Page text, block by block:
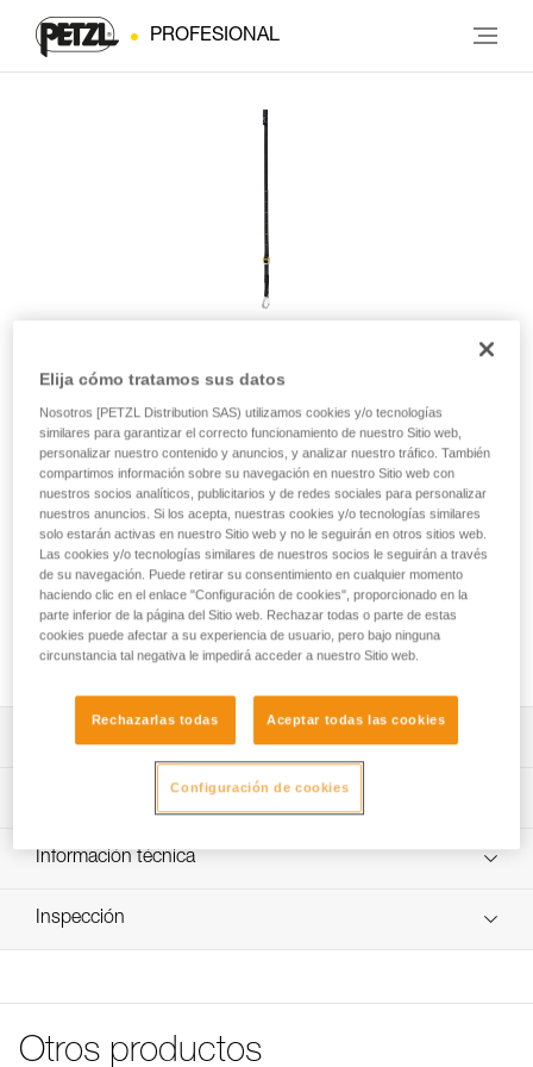
PROFESIONAL
Cinta superior KNEE ASCENT
Cinta superior de recambio para pedales KNEE ASCENT
LOOP y KNEE ASCENT CLIP
Cinta superior de recambio para los pedales de progresión
KNEE ASCENT LOOP y KNEE ASCENT CLIP. Se engancha
al cinturón de los arneses SEQUOIA y SEQUOIA SRT. Está
provista de trabillas para la conexión del elástico para
pedales KNEE ASCENT y de un mosquetón para conectar el
Prusik mecánico.
Compatible con los pedales KNEE ASCENT LOOP y KNEE
ASCENT CLIP.
pedales KNEE ASCENT.
y CHICANE.
Características técnicas
Peso: 60 g
Referencia : D022JA00
Garantía : 3 Años
Información técnica
Descargar el pdf technical-notice-KNEE-ASCENT-1
Inspección
Otros productos
Elija cómo tratamos sus datos
Nosotros [PETZL Distribution SAS) utilizamos cookies y/o tecnologías
similares para garantizar el correcto funcionamiento de nuestro Sitio web,
personalizar nuestro contenido y anuncios, y analizar nuestro tráfico. También
compartimos información sobre su navegación en nuestro Sitio web con
nuestros socios analíticos, publicitarios y de redes sociales para personalizar
nuestros anuncios. Si los acepta, nuestras cookies y/o tecnologías similares
solo estarán activas en nuestro Sitio web y no le seguirán en otros sitios web.
Las cookies y/o tecnologías similares de nuestros socios le seguirán a través
de su navegación. Puede retirar su consentimiento en cualquier momento
haciendo clic en el enlace "Configuración de cookies", proporcionado en la
parte inferior de la página del Sitio web. Rechazar todas o parte de estas
cookies puede afectar a su experiencia de usuario, pero bajo ninguna
circunstancia tal negativa le impedirá acceder a nuestro Sitio web.
Rechazarlas todas Aceptar todas las cookies
Configuración de cookies